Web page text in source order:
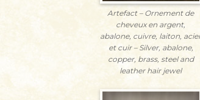
Artefact – Ornement de
cheveux en argent,
abalone, cuivre, laiton,
et cuir – Silver, abalone,
copper, brass, steel and
leather hair jewel